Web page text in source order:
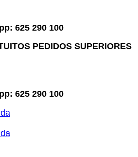
625 290 100
PEDIDOS SUPERIORES
625 290 100